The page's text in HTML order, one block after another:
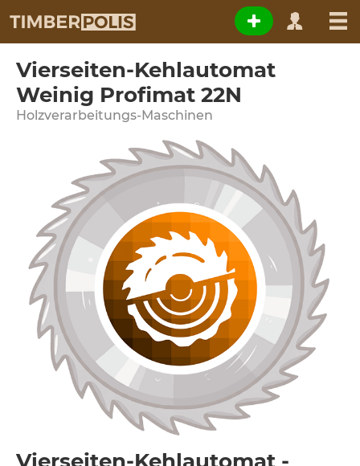
Vierseiten-Kehlautomat
Weinig Profimat 22N
Holzverarbeitungs-Maschinen